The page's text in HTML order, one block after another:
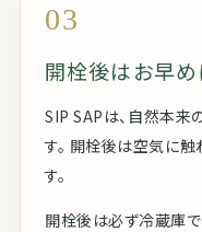
03
開栓後はお早め
SIP SAPは、自然本来
す。 開栓後は空気に
す。
開栓後は必ず冷蔵庫で